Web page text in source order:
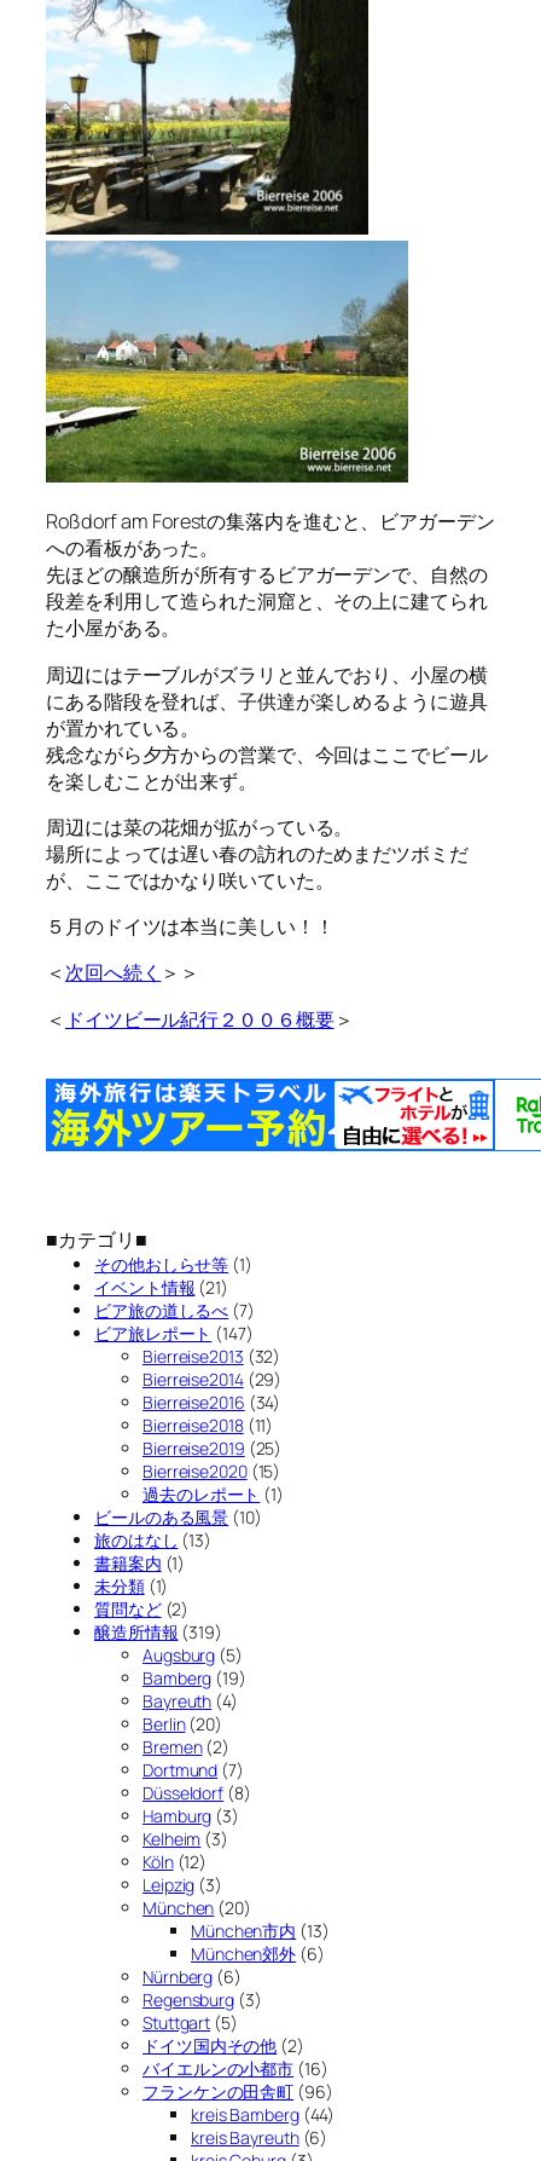
Roßdorf am Forestの集落内を進むと、ビアガーデン
への看板があった。
先ほどの醸造所が所有するビアガーデンで、自然の
段差を利用して造られた洞窟と、その上に建てられ
た小屋がある。
周辺にはテーブルがズラリと並んでおり、小屋の横
にある階段を登れば、子供達が楽しめるように遊具
が置かれている。
残念ながら夕方からの営業で、今回はここでビール
を楽しむことが出来ず。
周辺には菜の花畑が拡がっている。
場所によっては遅い春の訪れのためまだツボミだ
が、ここではかなり咲いていた。
５月のドイツは本当に美しい！！
＜次回へ続く ＞＞
＜ ドイツビール紀行２００６概要＞
■カテゴリ■
その他おしらせ等 (1)
イベント情報 (21)
ビア旅の道しるべ (7)
ビア旅レポート (147)
Bierreise2013 (32)
Bierreise2014(29)
Bierreise2016 (34)
Bierreise2018(11)
Bierreise2019 (25)
Bierreise2020(15)
過去のレポート (1)
ビールのある風景 (10)
旅のはなし (13)
書籍案内 (1)
未分類(1)
質問など(2)
醸造所情報 (319)
Augsburg (5)
Bamberg (19)
Bayreuth (4)
Berlin(20)
Bremen(2)
Dortmund (7)
Düsseldorf (8)
Hamburg (3)
Kelheim (3)
Köln(12)
Leipzig (3)
München (20)
München市内 (13)
München郊外 (6)
Nürnberg (6)
Regensburg (3)
Stuttgart (5)
ドイツ国内その他 (2)
バイエルンの小都市 (16)
フランケンの田舎町 (96)
kreis Bamberg(44)
kreis Bayreuth(6)